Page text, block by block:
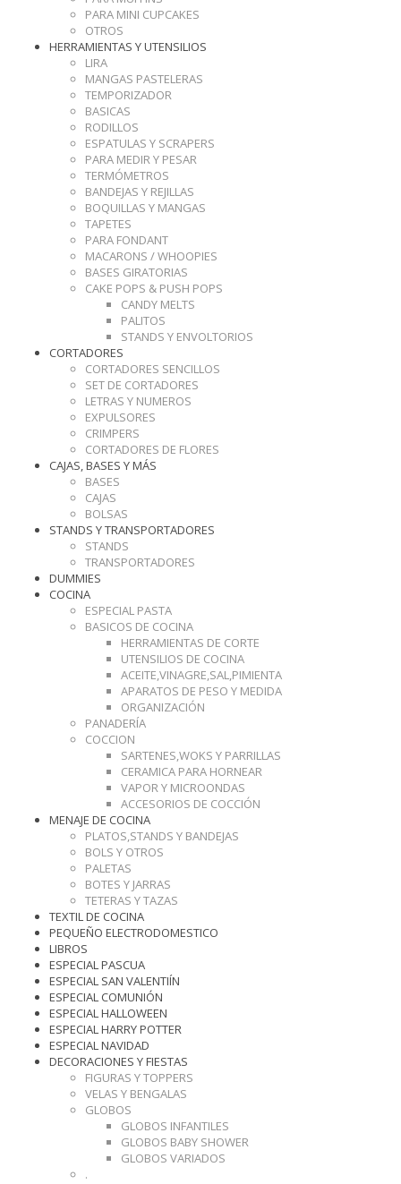
PARA MINI CUPCAKES
OTROS
HERRAMIENTAS Y UTENSILIOS
LIRA
MANGAS PASTELERAS
TEMPORIZADOR
BASICAS
RODILLOS
ESPATULAS Y SCRAPERS
PARA MEDIR Y PESAR
TERMÓMETROS
BANDEJAS Y REJILLAS
BOQUILLAS Y MANGAS
TAPETES
PARA FONDANT
MACARONS / WHOOPIES
BASES GIRATORIAS
CAKE POPS & PUSH POPS
CANDY MELTS
PALITOS
STANDS Y ENVOLTORIOS
CORTADORES
CORTADORES SENCILLOS
SET DE CORTADORES
LETRAS Y NUMEROS
EXPULSORES
CRIMPERS
CORTADORES DE FLORES
CAJAS, BASES Y MÁS
BASES
CAJAS
BOLSAS
STANDS Y TRANSPORTADORES
STANDS
TRANSPORTADORES
DUMMIES
COCINA
ESPECIAL PASTA
BASICOS DE COCINA
HERRAMIENTAS DE CORTE
UTENSILIOS DE COCINA
ACEITE,VINAGRE,SAL,PIMIENTA
APARATOS DE PESO Y MEDIDA
ORGANIZACIÓN
PANADERÍA
COCCION
SARTENES,WOKS Y PARRILLAS
CERAMICA PARA HORNEAR
VAPOR Y MICROONDAS
ACCESORIOS DE COCCIÓN
MENAJE DE COCINA
PLATOS,STANDS Y BANDEJAS
BOLS Y OTROS
PALETAS
BOTES Y JARRAS
TETERAS Y TAZAS
TEXTIL DE COCINA
PEQUEÑO ELECTRODOMESTICO
LIBROS
ESPECIAL PASCUA
ESPECIAL SAN VALENTIÍN
ESPECIAL COMUNIÓN
ESPECIAL HALLOWEEN
ESPECIAL HARRY POTTER
ESPECIAL NAVIDAD
DECORACIONES Y FIESTAS
FIGURAS Y TOPPERS
VELAS Y BENGALAS
GLOBOS
GLOBOS INFANTILES
GLOBOS BABY SHOWER
GLOBOS VARIADOS
.